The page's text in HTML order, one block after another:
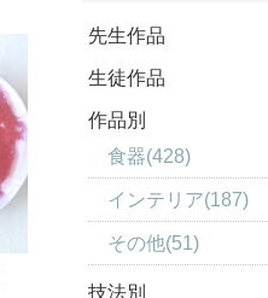
先生作品
生徒作品
作品別
食器(428)
インテリア(187)
その他(51)
技法別